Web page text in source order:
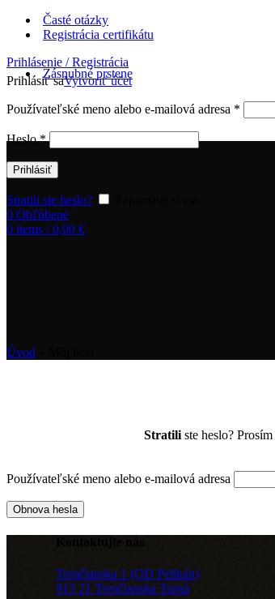
Časté otázky
Registrácia certifikátu
Prihlásenie / Registrácia
Prihlásiť saVytvoriť účet
Používateľské meno alebo e-mailová adresa *
Heslo*
Prihlásiť
Stratili ste heslo?
0 Obľúbené
0 items / 0,00 €
Zásnubné prstene
Úvod
Stratiliste heslo? Prosím
Používateľské meno alebo e-mailová adresa
Obnova hesla
Kontaktujte nás
Trenčianska 1 (OD Pelikán)
913 21 Trenčianska Turná